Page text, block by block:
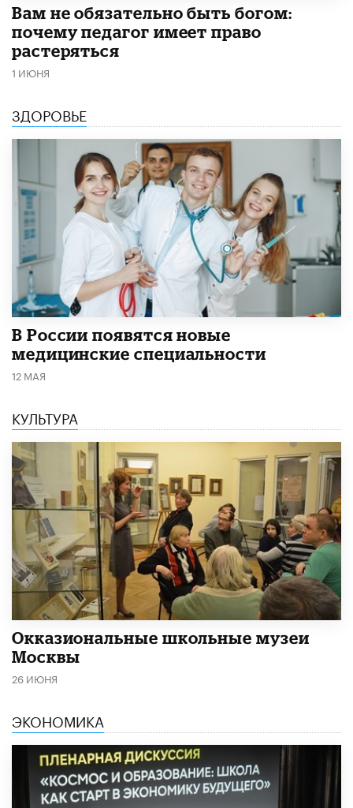
​Вам не обязательно быть богом:
почему педагог имеет право
растеряться
1 ИЮНЯ
ЗДОРОВЬЕ
В России появятся новые
медицинские специальности
12 МАЯ
КУЛЬТУРА
​Окказиональные школьные музеи
Москвы
26 ИЮНЯ
ЭКОНОМИКА